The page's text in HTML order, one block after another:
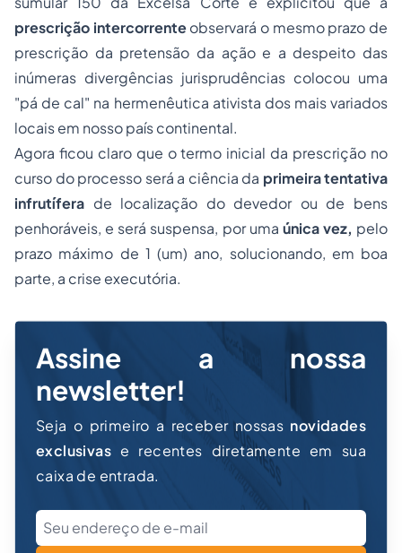
prescrição intercorrenteobservará o mesmo prazo de
prescrição da pretensão da ação e a despeito das
inúmeras divergências jurisprudências colocou uma
"pá de cal" na hermenêutica ativista dos mais variados
locais em nosso país continental.
Agora ficou claro que o termo inicial da prescrição no
curso do processo será a ciência da primeira tentativa
infrutífera de localização do devedor ou de bens
penhoráveis, e será suspensa, por uma única vez, pelo
prazo máximo de 1 (um) ano, solucionando, em boa
parte, a crise executória.
Assine a nossa
newsletter!
Seja o primeiro a receber nossas novidades
exclusivas e recentes diretamente em sua
caixa de entrada.